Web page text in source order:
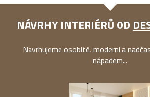
NÁVRHY INTERIÉRŮ OD
Navrhujeme osobité, moderní a
nápadem...